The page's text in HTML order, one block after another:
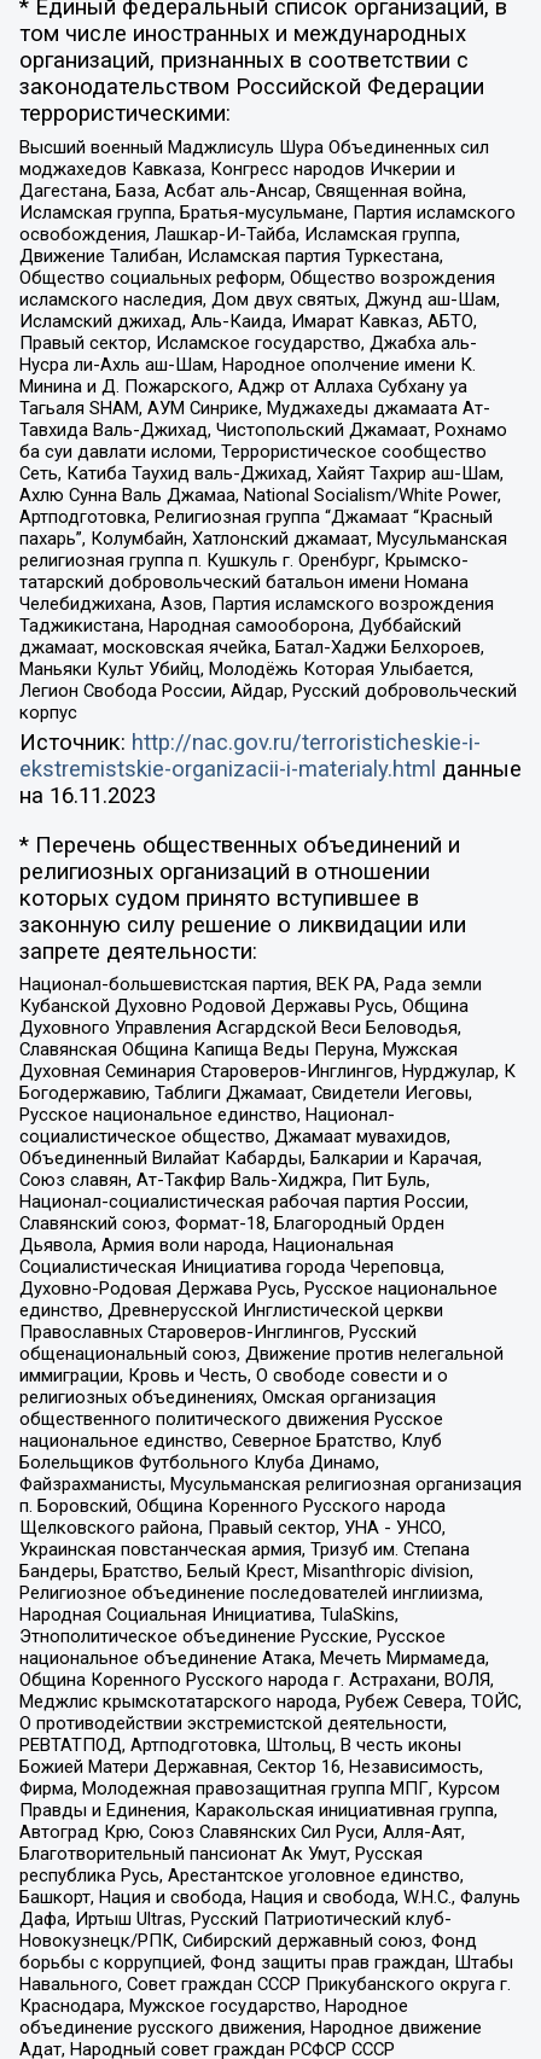
* Единый федеральный список организаций, в
том числе иностранных и международных
организаций, признанных в соответствии с
законодательством Российской Федерации
террористическими:
Высший военный Маджлисуль Шура Объединенных сил
моджахедов Кавказа, Конгресс народов Ичкерии и
Дагестана, База, Асбат аль-Ансар, Священная война,
Исламская группа, Братья-мусульмане, Партия исламского
освобождения, Лашкар-И-Тайба, Исламская группа,
Движение Талибан, Исламская партия Туркестана,
Общество социальных реформ, Общество возрождения
исламского наследия, Дом двух святых, Джунд аш-Шам,
Исламский джихад, Аль-Каида, Имарат Кавказ, АБТО,
Правый сектор, Исламское государство, Джабха аль-
Нусра ли-Ахль аш-Шам, Народное ополчение имени К.
Минина и Д. Пожарского, Аджр от Аллаха Субхану уа
Тагьаля SHAM, АУМ Синрике, Муджахеды джамаата Ат-
Тавхида Валь-Джихад, Чистопольский Джамаат, Рохнамо
ба суи давлати исломи, Террористическое сообщество
Сеть, Катиба Таухид валь-Джихад, Хайят Тахрир аш-Шам,
Ахлю Сунна Валь Джамаа, National Socialism/White Power,
Артподготовка, Религиозная группа “Джамаат “Красный
пахарь”, Колумбайн, Хатлонский джамаат, Мусульманская
религиозная группа п. Кушкуль г. Оренбург, Крымско-
татарский добровольческий батальон имени Номана
Челебиджихана, Азов, Партия исламского возрождения
Таджикистана, Народная самооборона, Дуббайский
джамаат, московская ячейка, Батал-Хаджи Белхороев,
Маньяки Культ Убийц, Молодёжь Которая Улыбается,
Легион Свобода России, Айдар, Русский добровольческий
корпус
Источник: http://nac.gov.ru/terroristicheskie-i-
ekstremistskie-organizacii-i-materialy.html данные
на 16.11.2023
* Перечень общественных объединений и
религиозных организаций в отношении
которых судом принято вступившее в
законную силу решение о ликвидации или
запрете деятельности:
Национал-большевистская партия, ВЕК РА, Рада земли
Кубанской Духовно Родовой Державы Русь, Община
Духовного Управления Асгардской Веси Беловодья,
Славянская Община Капища Веды Перуна, Мужская
Духовная Семинария Староверов-Инглингов, Нурджулар, К
Богодержавию, Таблиги Джамаат, Свидетели Иеговы,
Русское национальное единство, Национал-
социалистическое общество, Джамаат мувахидов,
Объединенный Вилайат Кабарды, Балкарии и Карачая,
Союз славян, Ат-Такфир Валь-Хиджра, Пит Буль,
Национал-социалистическая рабочая партия России,
Славянский союз, Формат-18, Благородный Орден
Дьявола, Армия воли народа, Национальная
Социалистическая Инициатива города Череповца,
Духовно-Родовая Держава Русь, Русское национальное
единство, Древнерусской Инглистической церкви
Православных Староверов-Инглингов, Русский
общенациональный союз, Движение против нелегальной
иммиграции, Кровь и Честь, О свободе совести и о
религиозных объединениях, Омская организация
общественного политического движения Русское
национальное единство, Северное Братство, Клуб
Болельщиков Футбольного Клуба Динамо,
Файзрахманисты, Мусульманская религиозная организация
п. Боровский, Община Коренного Русского народа
Щелковского района, Правый сектор, УНА - УНСО,
Украинская повстанческая армия, Тризуб им. Степана
Бандеры, Братство, Белый Крест, Misanthropic division,
Религиозное объединение последователей инглиизма,
Народная Социальная Инициатива, TulaSkins,
Этнополитическое объединение Русские, Русское
национальное объединение Атака, Мечеть Мирмамеда,
Община Коренного Русского народа г. Астрахани, ВОЛЯ,
Меджлис крымскотатарского народа, Рубеж Севера, ТОЙС,
О противодействии экстремистской деятельности,
РЕВТАТПОД, Артподготовка, Штольц, В честь иконы
Божией Матери Державная, Сектор 16, Независимость,
Фирма, Молодежная правозащитная группа МПГ, Курсом
Правды и Единения, Каракольская инициативная группа,
Автоград Крю, Союз Славянских Сил Руси, Алля-Аят,
Благотворительный пансионат Ак Умут, Русская
республика Русь, Арестантское уголовное единство,
Башкорт, Нация и свобода, Нация и свобода, W.H.С., Фалунь
Дафа, Иртыш Ultras, Русский Патриотический клуб-
Новокузнецк/РПК, Сибирский державный союз, Фонд
борьбы с коррупцией, Фонд защиты прав граждан, Штабы
Навального, Совет граждан СССР Прикубанского округа г.
Краснодара, Мужское государство, Народное
объединение русского движения, Народное движение
Адат, Народный совет граждан РСФСР СССР